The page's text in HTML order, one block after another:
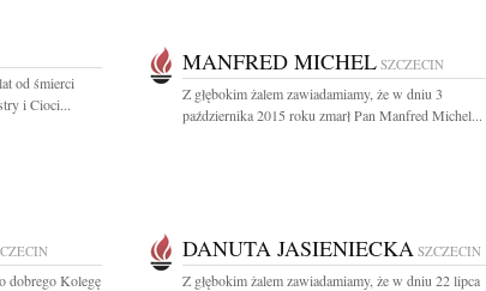
od śmierci
i Cioci...
MANFRED MICHEL SZCZECIN
Z głębokim żalem zawiadamiamy, że w dniu 3
października 2015 roku zmarł Pan Manfred Michel...
dobrego Kolegę
DANUTA JASIENIECKA SZCZECIN
Z głębokim żalem zawiadamiamy, że w dniu 22 lipca